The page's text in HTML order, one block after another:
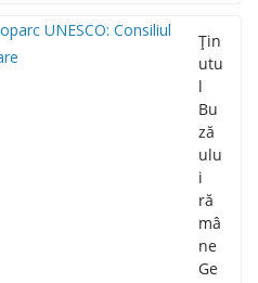
Țin
utu
l
Bu
ză
ulu
i
ră
mâ
ne
Ge